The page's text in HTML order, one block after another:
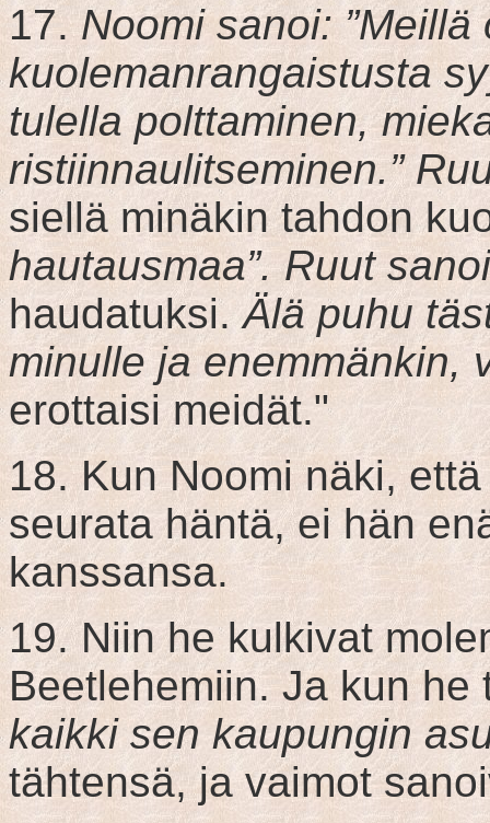
17.Noomi sanoi: ”Meillä
kuolemanrangaistusta
tulella polttaminen,
ristiinnaulitseminen.”
siellä minäkin tahdon
hautausmaa”. Ruut
haudatuksi.Älä puhu
minulle ja enemmänkin,
erottaisi meidät."
18. Kun Noomi näki,
seurata häntä, ei hän
kanssansa.
19. Niin he kulkivat
Beetlehemiin. Ja kun
kaikki sen kaupungin
tähtensä, ja vaimot